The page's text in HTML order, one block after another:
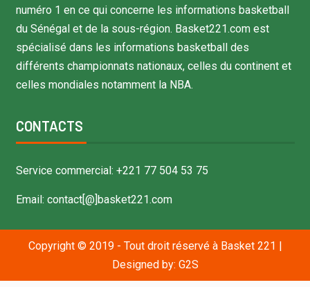
numéro 1 en ce qui concerne les informations basketball
du Sénégal et de la sous-région. Basket221.com est
spécialisé dans les informations basketball des
différents championnats nationaux, celles du continent et
celles mondiales notamment la NBA.
CONTACTS
Service commercial: +221 77 504 53 75
Email: contact[@]basket221.com
Copyright © 2019 - Tout droit réservé à Basket 221 |
Designed by: G2S